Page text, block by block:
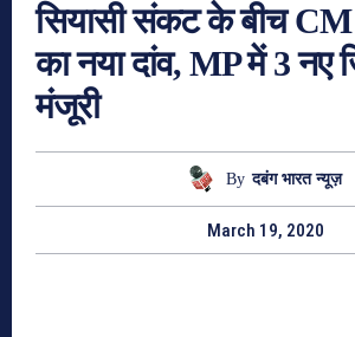
सियासी संकट के बीच
का नया दांव, MP में 3 नए
मंजूरी
By दबंग भारत न्यूज़
March 19, 2020